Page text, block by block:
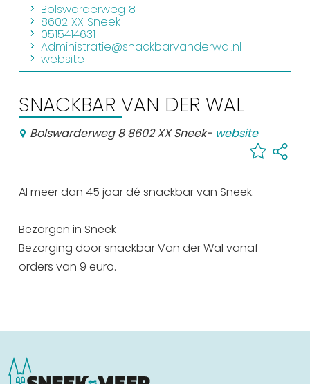
Jouw Sneek
De Friese meren
Other languages
Routes
Vakantie vieren in Sneek
Uitgaan in Sneek
Overnachten in Sneek
De leukste routes
Winkelen in Sneek
Bolswarderweg 8
8602 XX Sneek
0515414631
Administratie@snackbarvanderwal.nl
website
SNACKBAR VAN DER WAL
Bolswarderweg 8 8602 XX Sneek- website
Al meer dan 45 jaar dé snackbar van Sneek.
Bezorgen in Sneek
Bezorging door snackbar Van der Wal vanaf
orders van 9 euro.